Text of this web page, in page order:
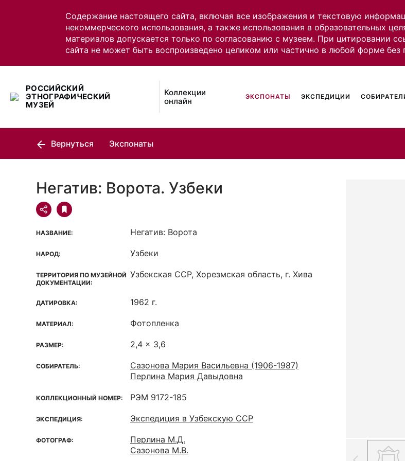
Содержание настоящего сайта, включая все изображения и текстовую
некоммерческого использования, а также использования в образовательных
материалов допускается только по согласованию с музеем. При цитировании
сайта не может быть воспроизведено целиком или частично в любой форме без
РОССИЙСКИЙ
ЭТНОГРАФИЧЕСКИЙ
МУЗЕЙ
Коллекции
онлайн
ЭКСПОНАТЫ ЭКСПЕДИЦИИ
Вернуться Экспонаты
Негатив: Ворота. Узбеки
НАЗВАНИЕ: Негатив: Ворота
НАРОД: Узбеки
ТЕРРИТОРИЯ ПО МУЗЕЙНОЙ
ДОКУМЕНТАЦИИ:
Узбекская ССР, Хорезмская область, г. Хива
ДАТИРОВКА: 1962 г.
МАТЕРИАЛ: Фотопленка
РАЗМЕР: 2,4 x 3,6
СОБИРАТЕЛЬ:
Сазонова Мария Васильевна (1906-1987)
Перлина Мария Давыдовна
КОЛЛЕКЦИОННЫЙ НОМЕР: РЭМ 9172-185
ЭКСПЕДИЦИЯ: Экспедиция в Узбекскую ССР
ФОТОГРАФ:
Перлина М.Д.
Сазонова М.В.